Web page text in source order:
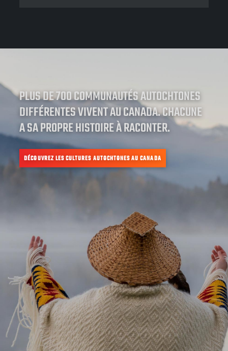
PLUS DE 700 COMMUNAUTÉS AUTOCHTONES
DIFFÉRENTES VIVENT AU CANADA. CHACUNE
A SA PROPRE HISTOIRE À RACONTER.
DÉCOUVREZ LES CULTURES AUTOCHTONES AU CANADA